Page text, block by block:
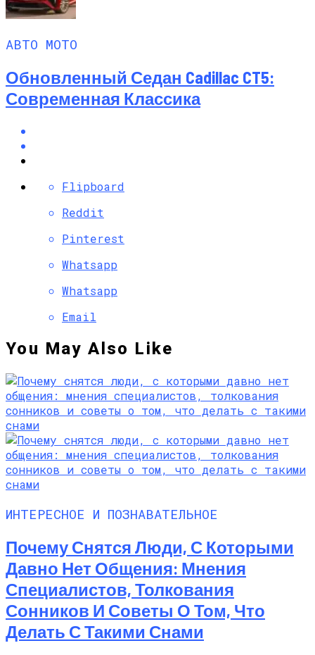
АВТО МОТО
Обновленный Седан Cadillac CT5:
Современная Классика
Flipboard
Reddit
Pinterest
Whatsapp
Whatsapp
Email
You May Also Like
ИНТЕРЕСНОЕ И ПОЗНАВАТЕЛЬНОЕ
Почему Снятся Люди, С Которыми
Давно Нет Общения: Мнения
Специалистов, Толкования
Сонников И Советы О Том, Что
Делать С Такими Снами